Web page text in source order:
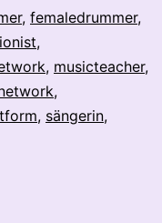
, femaledrummer,
,
, musicteacher,
,
, sängerin,